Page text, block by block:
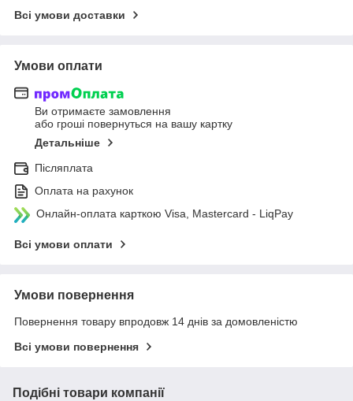
Всі умови доставки
Умови оплати
Ви отримаєте замовлення
або гроші повернуться на вашу картку
Детальніше
Післяплата
Оплата на рахунок
Онлайн-оплата карткою Visa, Mastercard - LiqPay
Всі умови оплати
Умови повернення
Повернення товару впродовж 14 днів за домовленістю
Всі умови повернення
Подібні товари компанії